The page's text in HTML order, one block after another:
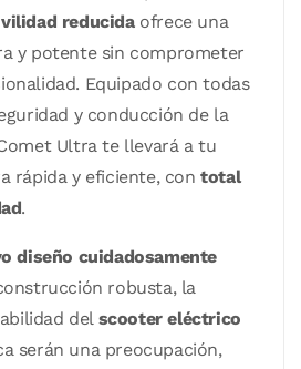
reducidaofrece una
y potente sin comprometer
Equipado con todas
y conducción de la
Ultra te llevará a tu
rápida y eficiente, contotal
.
diseño cuidadosamente
robusta, la
del scooter eléctrico
serán una preocupación,